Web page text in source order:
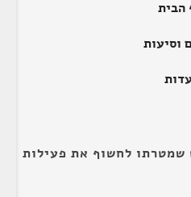
הבית
וסיעות
שמטרתו לחשוף את פעילות